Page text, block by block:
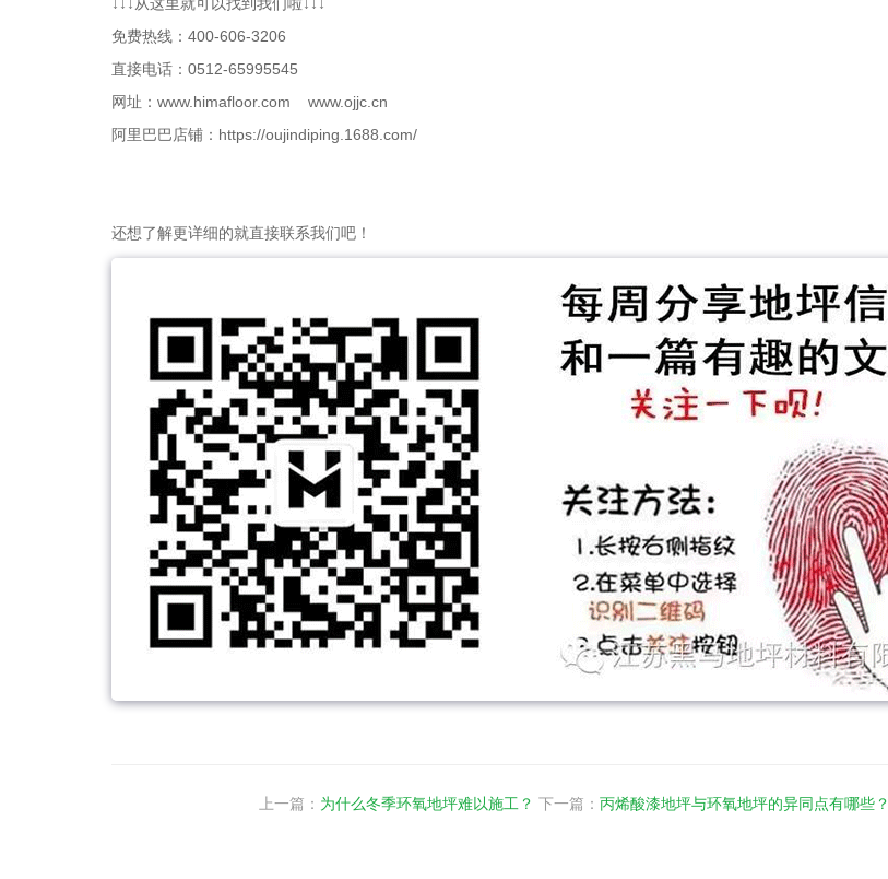
免费热线：400-606-3206
直接电话：0512-65995545
网址：www.himafloor.com www.ojjc.cn
阿里巴巴店铺：https://oujindiping.1688.com/
还想了解更详细的就直接联系我们吧！
上一篇： 为什么冬季环氧地坪难以施工？ 下一篇： 丙烯酸漆地坪与环氧地坪的异同点有哪些？